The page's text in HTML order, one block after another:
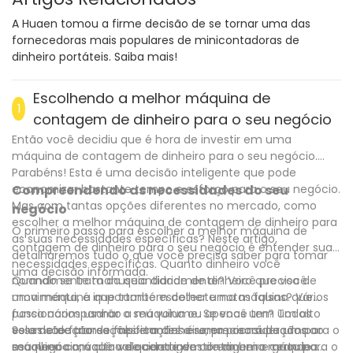
A Huaen tomou a firme decisão de se tornar uma das
fornecedoras mais populares de minicontadoras de
dinheiro portáteis. Saiba mais!
1
Escolhendo a melhor máquina de
contagem de dinheiro para o seu negócio
Então você decidiu que é hora de investir em uma
máquina de contagem de dinheiro para o seu negócio.
Parabéns! Esta é uma decisão inteligente que pode
economizar bastante tempo e esforço para o seu negócio.
Mas com tantas opções diferentes no mercado, como
escolher a melhor máquina de contagem de dinheiro para
as suas necessidades específicas? Neste artigo,
detalharemos tudo o que você precisa saber para tomar
uma decisão informada.
Compreendendo as necessidades do seu
negócio
O primeiro passo para escolher a melhor máquina de
contagem de dinheiro para o seu negócio é entender suas
necessidades específicas. Quanto dinheiro você
normalmente manuseia diariamente? Você precisa de
uma máquina que também detecte notas falsas? Vários
funcionários usarão a máquina ou apenas um? Todos
esses são fatores importantes a serem considerados ao
escolher a máquina de contagem de dinheiro certa para o
Quando se trata da quantidade de dinheiro que você
movimenta, é importante escolher uma máquina que
possa acompanhar o seu volume. Se você tem um alto
volume de transações em dinheiro, precisará de uma
máquina com alta velocidade de contagem e grande
Se a detecção de falsificações é uma preocupação para o
seu negócio, você vai querer investir em uma máquina